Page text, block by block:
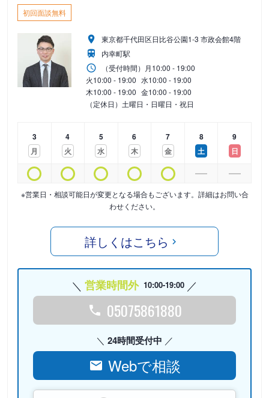
初回面談無料
東京都千代田区日比谷公園1-3 市政会館4階
内幸町駅
（受付時間） 月10:00 - 19:00
火10:00 - 19:00 水10:00 - 19:00
木10:00 - 19:00 金10:00 - 19:00
（定休日）土曜日・日曜日・祝日
3
月
4
火
5
水
6
木
7
金
8
土
9
日
※営業日・相談可能日が変更となる場合もございます。詳細はお問い合
わせください。
詳しくはこちら
営業時間外 10:00-19:00
05075861880
24時間受付中
Webで相談